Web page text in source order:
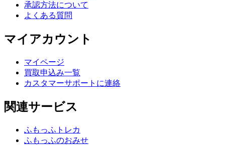
承認方法について
よくある質問
マイアカウント
マイページ
買取申込み一覧
カスタマーサポートに連絡
関連サービス
ふもっふトレカ
ふもっふのおみせ